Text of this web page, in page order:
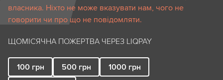
власника. Ніхто не може вказувати нам, чого не
говорити чи про що не повідомляти.
ЩОМІСЯЧНА ПОЖЕРТВА ЧЕРЕЗ LIQPAY
100 грн 500 грн 1000 грн